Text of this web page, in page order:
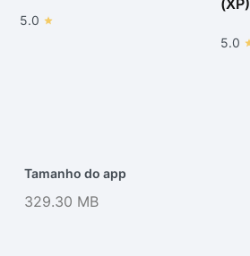
5.0
(XP)
5.0
Tamanho do app
329.30 MB